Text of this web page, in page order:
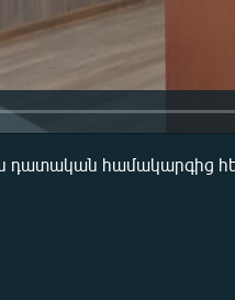
դատական համակարգից